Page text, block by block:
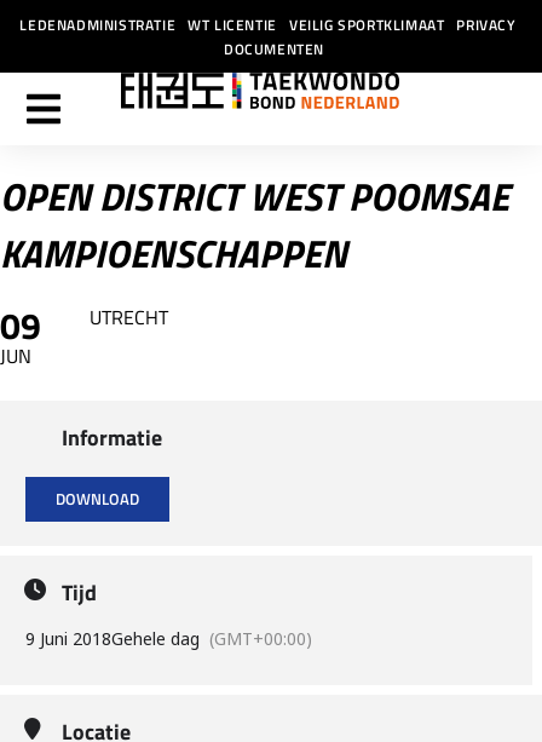
LEDENADMINISTRATIE WT LICENTIE VEILIG SPORTKLIMAAT PRIVACY
DOCUMENTEN
OPEN DISTRICT WEST POOMSAE
KAMPIOENSCHAPPEN
09
JUN
UTRECHT
Informatie
DOWNLOAD
Tijd
9 Juni 2018Gehele dag (GMT+00:00)
Locatie